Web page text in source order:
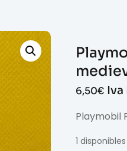
6,50€
Playmobil
1 disponibles